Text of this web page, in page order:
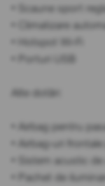
• Scaune sport
• Climatizare
• Hotspot Wi-Fi
• Porturi USB
Alte dotări:
• Airbag pentru
• Airbag-uri
• Sistem acustic
• Pachet de